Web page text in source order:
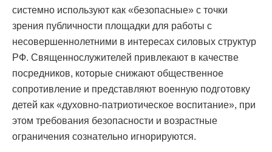
системно используют как «безопасные» с точки
зрения публичности площадки для работы с
несовершеннолетними в интересах силовых структур
РФ. Священнослужителей привлекают в качестве
посредников, которые снижают общественное
сопротивление и представляют военную подготовку
детей как «духовно-патриотическое воспитание», при
этом требования безопасности и возрастные
ограничения сознательно игнорируются.